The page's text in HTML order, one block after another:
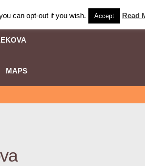
MAPS
can opt-out if you wish. Accept Read